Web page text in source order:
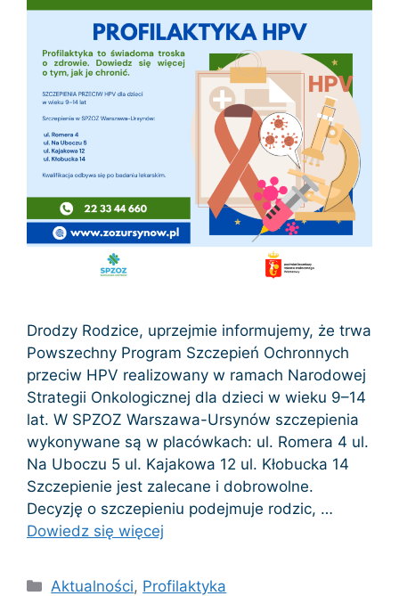
Drodzy Rodzice, uprzejmie informujemy, że trwa
Powszechny Program Szczepień Ochronnych
przeciw HPV realizowany w ramach Narodowej
Strategii Onkologicznej dla dzieci w wieku 9–14
lat. W SPZOZ Warszawa-Ursynów szczepienia
wykonywane są w placówkach: ul. Romera 4 ul.
Na Uboczu 5 ul. Kajakowa 12 ul. Kłobucka 14
Szczepienie jest zalecane i dobrowolne.
Decyzję o szczepieniu podejmuje rodzic, …
Dowiedz się więcej
Kategorie
Aktualności, Profilaktyka